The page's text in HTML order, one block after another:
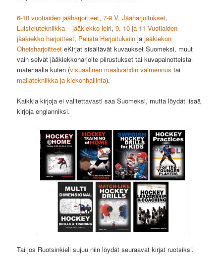
6-10 vuotiaiden jääharjoitteet,7-9 V. Jääharjoitukset,
Luistelutekniikka – jääkiekko leiri,9, 10 ja 11 Vuotiaiden
jääkiekko harjoitteet, Pelistä Harjoituksiinjajääkiekon
Oheisharjoitteet eKirjat sisältävät kuvaukset Suomeksi, muut
vain selvät jääkiekkoharjoite piirustukset tai kuvapainotteista
materiaalia kuten (visuaalinen maalivahdin valmennustai
mailatekniikka ja kiekonhallinta).
Kaikkia kirjoja ei valitettavasti saa Suomeksi, mutta löydät lisää
kirjoja englanniksi.
Tai jos Ruotsinkieli sujuu niin löydät seuraavat kirjat ruotsiksi.